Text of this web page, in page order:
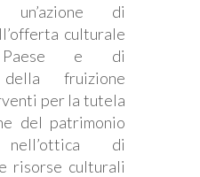
di
culturale
e di
della fruizione
per la tutela
del patrimonio
di
risorse culturali